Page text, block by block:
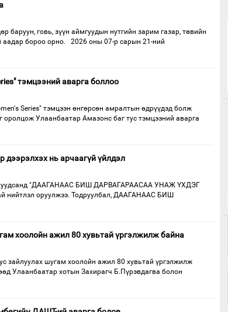
баруун, говь, зүүн аймгуудын нутгийн зарим газар, төвийн
аадар бороо орно. 2026 оны 07-р сарын 21-ний
тэмцээний аварга боллоо
Series" тэмцээн өнгөрсөн амралтын өдрүүдэд болж
Улаанбаатар Амазонс баг тус тэмцээний аварга
дээрэлхэх нь арчаагүй үйлдэл
хуудсанд "ДААГАНААС БИШ ДАРВАГАРААСАА УНАЖ ҮХДЭГ
оруулжээ. Тодруулбал, ДААГАНААС БИШ
хоолойн ажил 80 хувьтай үргэлжилж байна
зайлуулах шугам хоолойн ажил 80 хувьтай үргэлжилж
Улаанбаатар хотын Захирагч Б.Пүрэвдагва болон